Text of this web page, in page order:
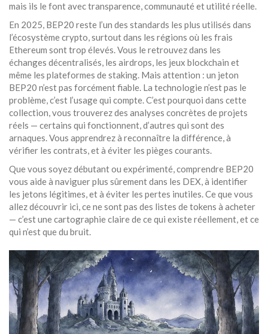
mais ils le font avec transparence, communauté et utilité réelle.
En 2025, BEP20 reste l’un des standards les plus utilisés dans
l’écosystème crypto, surtout dans les régions où les frais
Ethereum sont trop élevés. Vous le retrouvez dans les
échanges décentralisés, les airdrops, les jeux blockchain et
même les plateformes de staking. Mais attention : un jeton
BEP20 n’est pas forcément fiable. La technologie n’est pas le
problème, c’est l’usage qui compte. C’est pourquoi dans cette
collection, vous trouverez des analyses concrètes de projets
réels — certains qui fonctionnent, d’autres qui sont des
arnaques. Vous apprendrez à reconnaître la différence, à
vérifier les contrats, et à éviter les pièges courants.
Que vous soyez débutant ou expérimenté, comprendre BEP20
vous aide à naviguer plus sûrement dans les DEX, à identifier
les jetons légitimes, et à éviter les pertes inutiles. Ce que vous
allez découvrir ici, ce ne sont pas des listes de tokens à acheter
— c’est une cartographie claire de ce qui existe réellement, et ce
qui n’est que du bruit.